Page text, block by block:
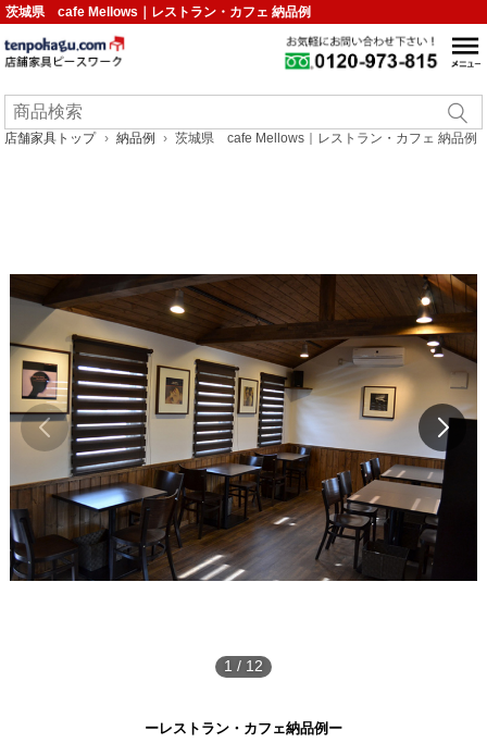
茨城県 cafe Mellows｜レストラン・カフェ 納品例
店舗家具トップ 納品例 茨城県 cafe Mellows｜レストラン・カフェ 納品例
1 / 12
ーレストラン・カフェ納品例ー